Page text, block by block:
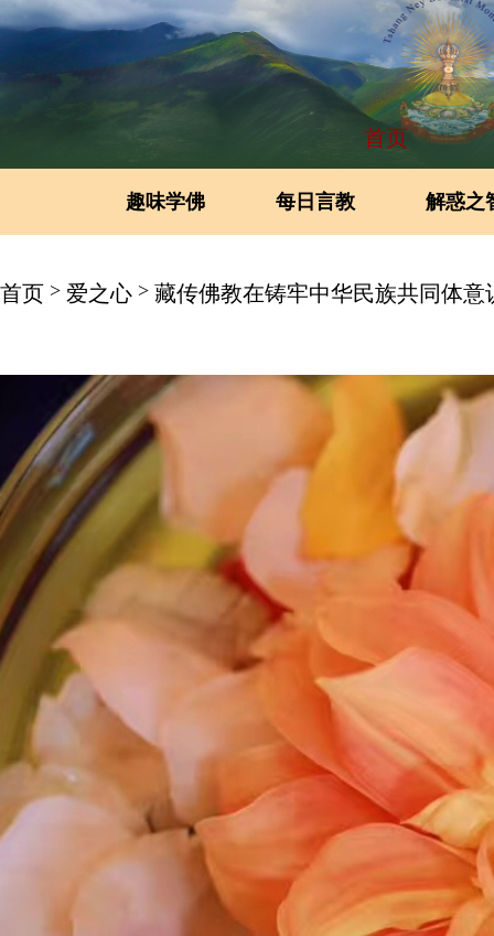
首页
趣味学佛 每日言教 解惑之
首页 > 爱之心 > 藏传佛教在铸牢中华民族共同体